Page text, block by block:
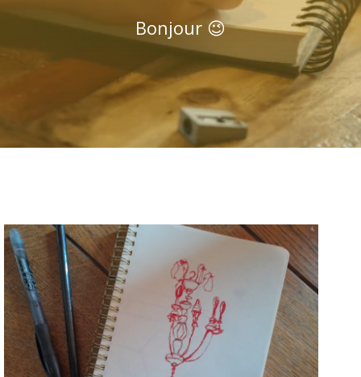
Bonjour 😉